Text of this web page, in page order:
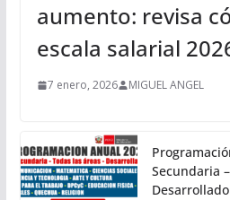
aumento: revisa
escala salarial
7 enero, 2026 MIGUEL ANGEL
Secundaria
Desarrollado